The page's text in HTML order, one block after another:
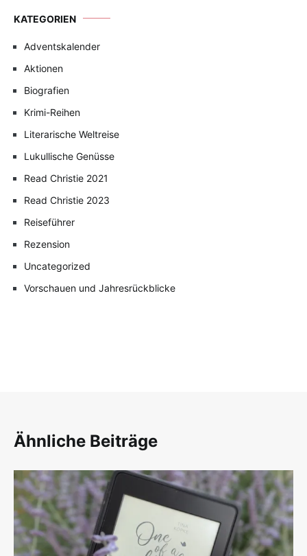
KATEGORIEN
Adventskalender
Aktionen
Biografien
Krimi-Reihen
Literarische Weltreise
Lukullische Genüsse
Read Christie 2021
Read Christie 2023
Reiseführer
Rezension
Uncategorized
Vorschauen und Jahresrückblicke
Ähnliche Beiträge